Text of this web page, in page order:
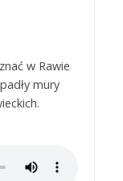
w Rawie
mury